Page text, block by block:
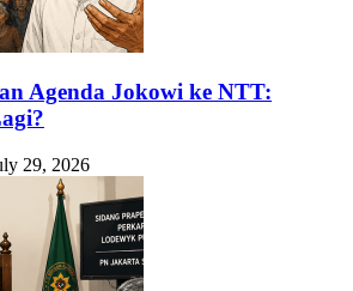
Agenda Jokowi ke NTT:
29, 2026